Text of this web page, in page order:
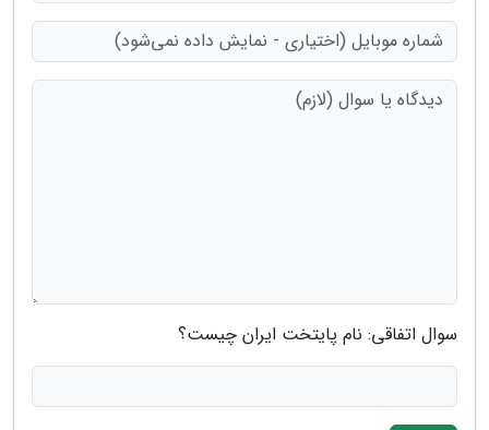
سوال اتفاقی: نام پایتخت ایران چیست؟